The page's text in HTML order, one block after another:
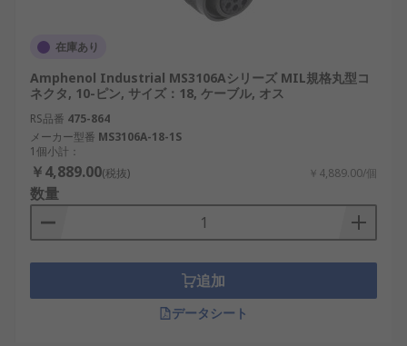
：MIL-DTL-26482、MIL-DTL-
5015、MIL-C-38999など、対象システムと互
接触材料の処理：ニッケル、すず、金、銀な
ど、用途に応じた耐久性と導電性を確保でき
る処理を選びます。
MIL規格丸型コネクタの用途
日本のさまざまな産業で活用されており、特に安全
再生可能エネルギー設備：太陽光・風力発電
の制御システムやインバータとの接続に利
在庫あり
Amphenol Industrial MS3106Aシリーズ MIL規格丸型コ
ネクタ, 10-ピン, サイズ：18, ケーブル, オス
RS品番 475-864
メーカー型番 MS3106A-18-1S
1個小計：
￥4,889.00(税抜) ￥4,889.00/個
数量
追加
データシート